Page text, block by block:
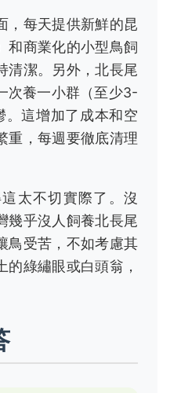
，每天提供新鮮的昆
和商業化的小型鳥飼
清潔。另外，北長尾
次養一小群（至少3-
。這增加了成本和空
重，每週要徹底清理
太不切實際了。沒
幾乎沒人飼養北長尾
鳥受苦，不如考慮其
綠繡眼或白頭翁，